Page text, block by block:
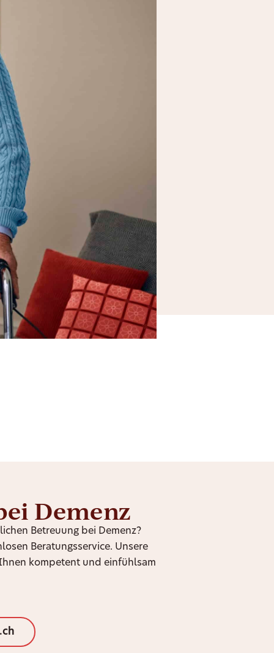
Demenz
Betreuung bei Demenz?
Beratungsservice. Unsere
kompetent und einfühlsam